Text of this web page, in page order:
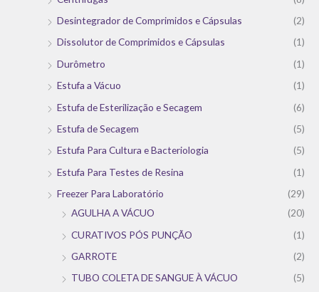
Desintegrador de Comprimidos e Cápsulas
(2)
Dissolutor de Comprimidos e Cápsulas
(1)
Durômetro
(1)
Estufa a Vácuo
(1)
Estufa de Esterilização e Secagem
(6)
Estufa de Secagem
(5)
Estufa Para Cultura e Bacteriologia
(5)
Estufa Para Testes de Resina
(1)
Freezer Para Laboratório
(29)
AGULHA A VÁCUO
(20)
CURATIVOS PÓS PUNÇÃO
(1)
GARROTE
(2)
TUBO COLETA DE SANGUE À VÁCUO
(5)